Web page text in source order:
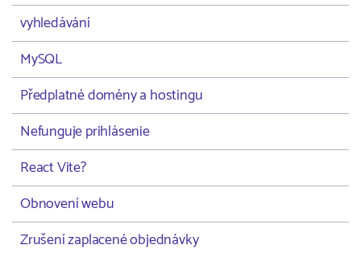
vyhledávání
MySQL
Předplatné domény a hostingu
Nefunguje prihlásenie
React Vite?
Obnovení webu
Zrušení zaplacené objednávky